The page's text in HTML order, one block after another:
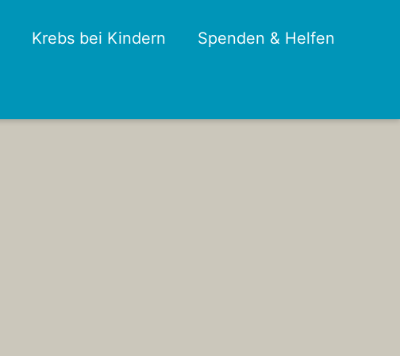
Krebs bei Kindern Spenden & Helfen